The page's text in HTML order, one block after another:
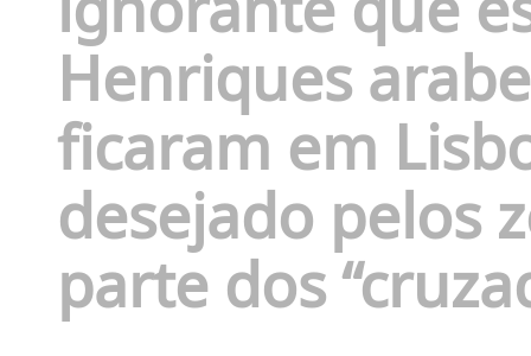
Henriques
ficaram em
desejado pelos
parte dos